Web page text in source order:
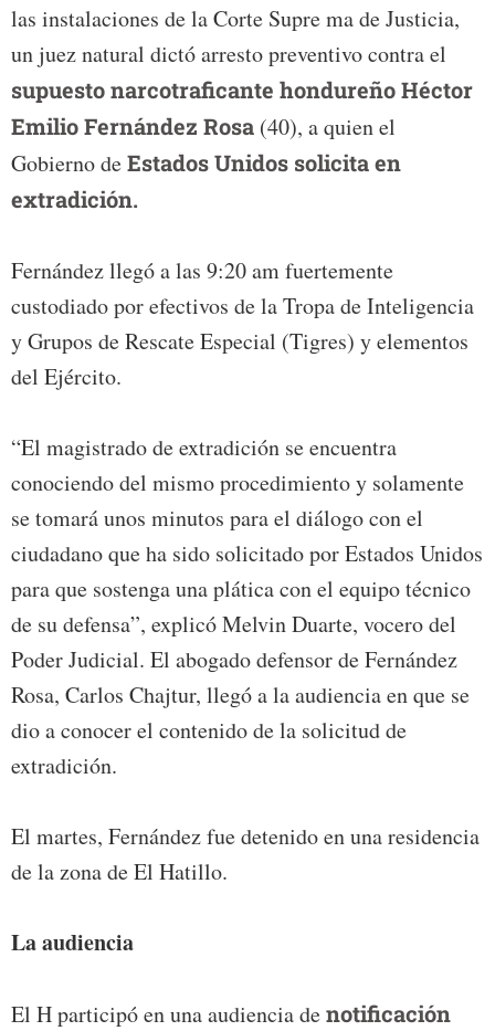
las instalaciones de la Corte Supre ma de Justicia,
un juez natural dictó arresto preventivo contra el
supuesto narcotraficante hondureño Héctor
Emilio Fernández Rosa (40), a quien el
Gobierno deEstados Unidos solicita en
extradición.
Fernández llegó a las 9:20 am fuertemente
custodiado por efectivos de la Tropa de Inteligencia
y Grupos de Rescate Especial (Tigres) y elementos
del Ejército.
“El magistrado de extradición se encuentra
conociendo del mismo procedimiento y solamente
se tomará unos minutos para el diálogo con el
ciudadano que ha sido solicitado por Estados Unidos
para que sostenga una plática con el equipo técnico
de su defensa”, explicó Melvin Duarte, vocero del
Poder Judicial. El abogado defensor de Fernández
Rosa, Carlos Chajtur, llegó a la audiencia en que se
dio a conocer el contenido de la solicitud de
extradición.
El martes, Fernández fue detenido en una residencia
de la zona de El Hatillo.
La audiencia
El H participó en una audiencia denotificación